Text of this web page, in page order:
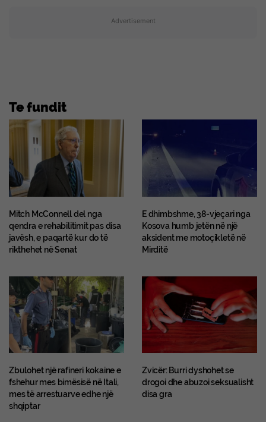
Advertisement
Te fundit
Mitch McConnell del nga
qendra e rehabilitimit pas disa
javësh, e paqartë kur do të
rikthehet në Senat
E dhimbshme, 38-vjeçari nga
Kosova humb jetën në një
aksident me motoçikletë në
Mirditë
Zbulohet një rafineri kokaine e
fshehur mes bimësisë në Itali,
mes të arrestuarve edhe një
shqiptar
Zvicër: Burri dyshohet se
drogoi dhe abuzoi seksualisht
disa gra